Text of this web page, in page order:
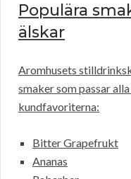
Populära
älskar
Aromhusets
smaker som passar
kundfavoriterna:
Bitter Grapefrukt
Ananas